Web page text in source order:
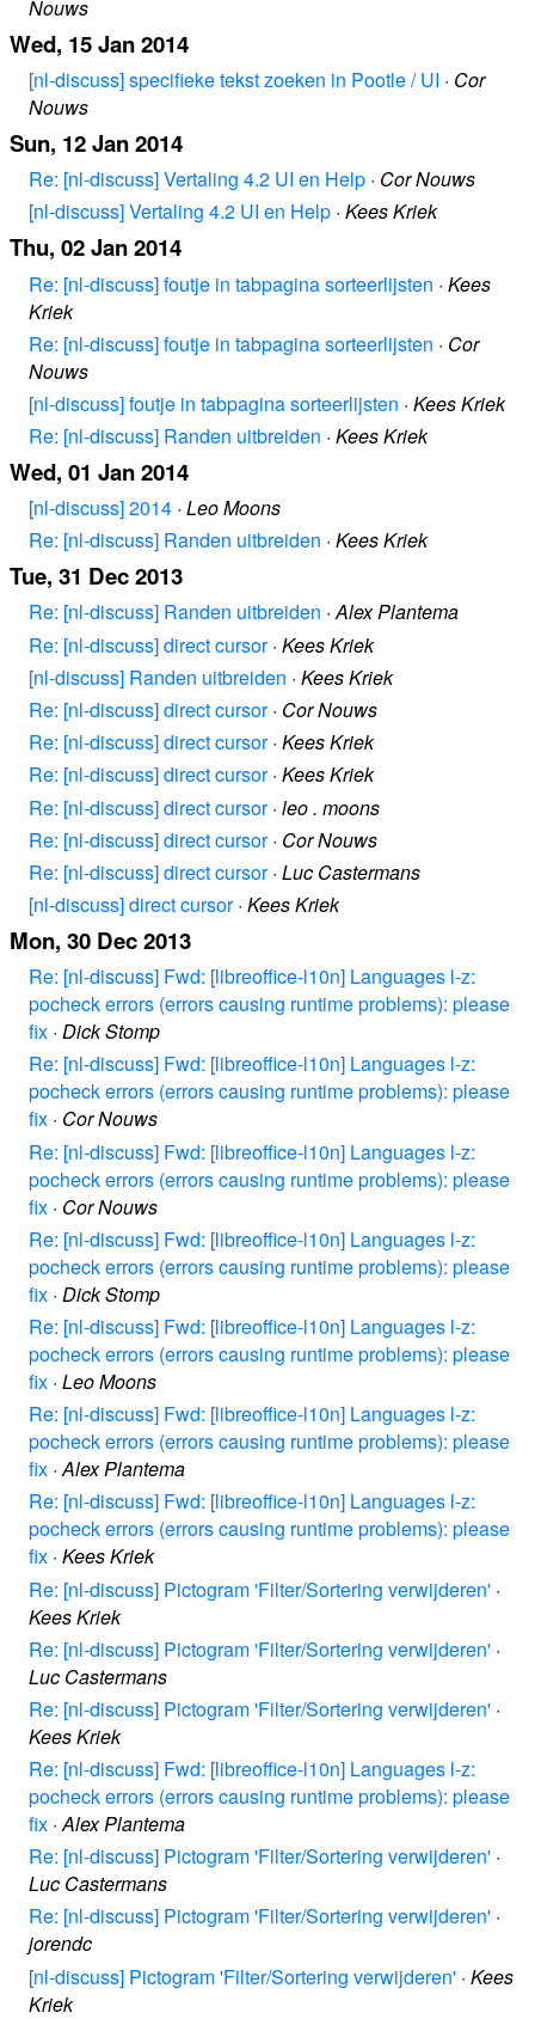
Nouws
Wed, 15 Jan 2014
[nl-discuss] specifieke tekst zoeken in Pootle / UI · Cor
Nouws
Sun, 12 Jan 2014
Re: [nl-discuss] Vertaling 4.2 UI en Help · Cor Nouws
[nl-discuss] Vertaling 4.2 UI en Help · Kees Kriek
Thu, 02 Jan 2014
Re: [nl-discuss] foutje in tabpagina sorteerlijsten · Kees
Kriek
Re: [nl-discuss] foutje in tabpagina sorteerlijsten · Cor
Nouws
[nl-discuss] foutje in tabpagina sorteerlijsten · Kees Kriek
Re: [nl-discuss] Randen uitbreiden · Kees Kriek
Wed, 01 Jan 2014
[nl-discuss] 2014 · Leo Moons
Re: [nl-discuss] Randen uitbreiden · Kees Kriek
Tue, 31 Dec 2013
Re: [nl-discuss] Randen uitbreiden ·Alex Plantema
Re: [nl-discuss] direct cursor· Kees Kriek
[nl-discuss] Randen uitbreiden · Kees Kriek
Re: [nl-discuss] direct cursor· Cor Nouws
Re: [nl-discuss] direct cursor· Kees Kriek
Re: [nl-discuss] direct cursor· Kees Kriek
Re: [nl-discuss] direct cursor· leo . moons
Re: [nl-discuss] direct cursor· Cor Nouws
Re: [nl-discuss] direct cursor· Luc Castermans
[nl-discuss] direct cursor· Kees Kriek
Mon, 30 Dec 2013
Re: [nl-discuss] Fwd: [libreoffice-l10n] Languages l-z:
pocheck errors (errors causing runtime problems): please
fix · Dick Stomp
Re: [nl-discuss] Fwd: [libreoffice-l10n] Languages l-z:
pocheck errors (errors causing runtime problems): please
fix · Cor Nouws
Re: [nl-discuss] Fwd: [libreoffice-l10n] Languages l-z:
pocheck errors (errors causing runtime problems): please
fix · Cor Nouws
Re: [nl-discuss] Fwd: [libreoffice-l10n] Languages l-z:
pocheck errors (errors causing runtime problems): please
fix · Dick Stomp
Re: [nl-discuss] Fwd: [libreoffice-l10n] Languages l-z:
pocheck errors (errors causing runtime problems): please
fix · Leo Moons
Re: [nl-discuss] Fwd: [libreoffice-l10n] Languages l-z:
pocheck errors (errors causing runtime problems): please
fix ·Alex Plantema
Re: [nl-discuss] Fwd: [libreoffice-l10n] Languages l-z:
pocheck errors (errors causing runtime problems): please
fix · Kees Kriek
Re: [nl-discuss] Pictogram 'Filter/Sortering verwijderen' ·
Kees Kriek
Re: [nl-discuss] Pictogram 'Filter/Sortering verwijderen' ·
Luc Castermans
Re: [nl-discuss] Pictogram 'Filter/Sortering verwijderen' ·
Kees Kriek
Re: [nl-discuss] Fwd: [libreoffice-l10n] Languages l-z:
pocheck errors (errors causing runtime problems): please
fix ·Alex Plantema
Re: [nl-discuss] Pictogram 'Filter/Sortering verwijderen' ·
Luc Castermans
Re: [nl-discuss] Pictogram 'Filter/Sortering verwijderen' ·
jorendc
[nl-discuss] Pictogram 'Filter/Sortering verwijderen' · Kees
Kriek